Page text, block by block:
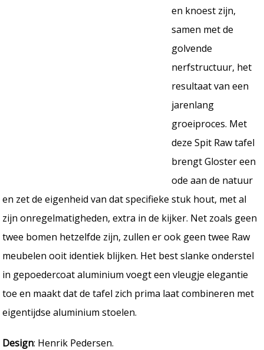
en knoest zijn,
samen met de
golvende
nerfstructuur, het
resultaat van een
jarenlang
groeiproces. Met
deze Spit Raw tafel
brengt Gloster een
ode aan de natuur
en zet de eigenheid van dat specifieke stuk hout, met al
zijn onregelmatigheden, extra in de kijker. Net zoals geen
twee bomen hetzelfde zijn, zullen er ook geen twee Raw
meubelen ooit identiek blijken. Het best slanke onderstel
in gepoedercoat aluminium voegt een vleugje elegantie
toe en maakt dat de tafel zich prima laat combineren met
eigentijdse aluminium stoelen.
Design: Henrik Pedersen.